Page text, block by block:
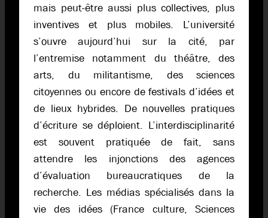
mais peut-être aussi plus collectives, plus
inventives et plus mobiles. L’université
s’ouvre aujourd’hui sur la cité, par
l’entremise notamment du théâtre, des
arts, du militantisme, des sciences
citoyennes ou encore de festivals d’idées et
de lieux hybrides. De nouvelles pratiques
d’écriture se déploient. L’interdisciplinarité
est souvent pratiquée de fait, sans
attendre les injonctions des agences
d’évaluation bureaucratiques de la
recherche. Les médias spécialisés dans la
vie des idées (France culture, Sciences